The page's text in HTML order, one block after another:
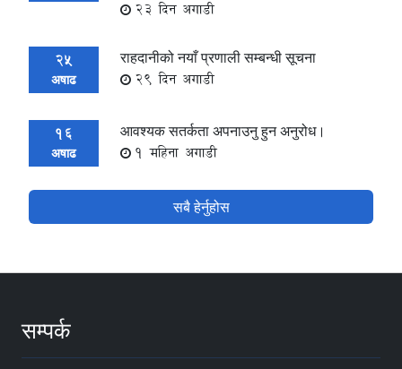
23 दिन अगाडी
25
अषाढ
राहदानीको नयाँ प्रणाली सम्बन्धी सूचना
29 दिन अगाडी
16
अषाढ
आवश्यक सतर्कता अपनाउनु हुन अनुरोध।
1 महिना अगाडी
सबै हेर्नुहोस
सम्पर्क